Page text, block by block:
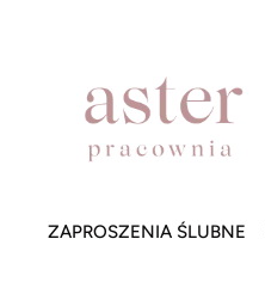
ZAPROSZENIA ŚLUBNE